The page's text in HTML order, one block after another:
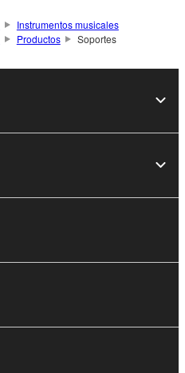
Instrumentos musicales
Productos Soportes